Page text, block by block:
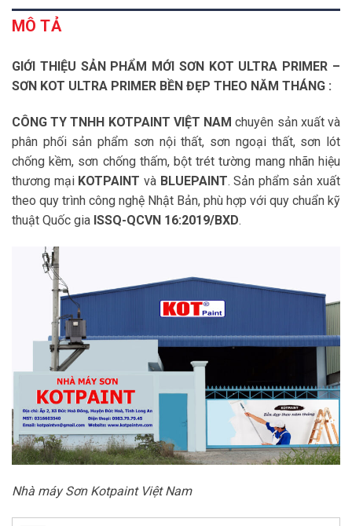
MÔ TẢ
GIỚI THIỆU SẢN PHẨM MỚI SƠN KOT ULTRA PRIMER –
SƠN KOT ULTRA PRIMER BỀN ĐẸP THEO NĂM THÁNG :
CÔNG TY TNHH KOTPAINT VIỆT NAMchuyên sản xuất và
phân phối sản phẩm sơn nội thất, sơn ngoại thất, sơn lót
chống kềm, sơn chống thấm, bột trét tường mang nhãn hiệu
thương mại KOTPAINT và BLUEPAINT. Sản phẩm sản xuất
theo quy trình công nghệ Nhật Bản, phù hợp với quy chuẩn kỹ
thuật Quốc gia ISSQ-QCVN 16:2019/BXD.
Nhà máy Sơn Kotpaint Việt Nam